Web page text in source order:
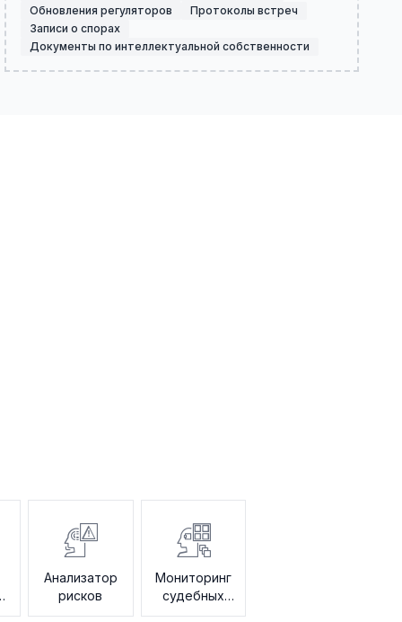
Обновления регуляторов
Протоколы встреч
Записи о спорах
Документы по интеллектуальной собственности
Анализатор
рисков
Мониторинг
судебных
разбирательств